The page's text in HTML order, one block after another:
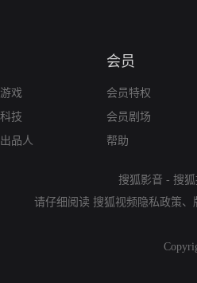
游戏
科技
出品人
会员
会员特权
会员剧场
帮助
搜狐影音 - 搜
请仔细阅读 搜狐视频隐私政策、